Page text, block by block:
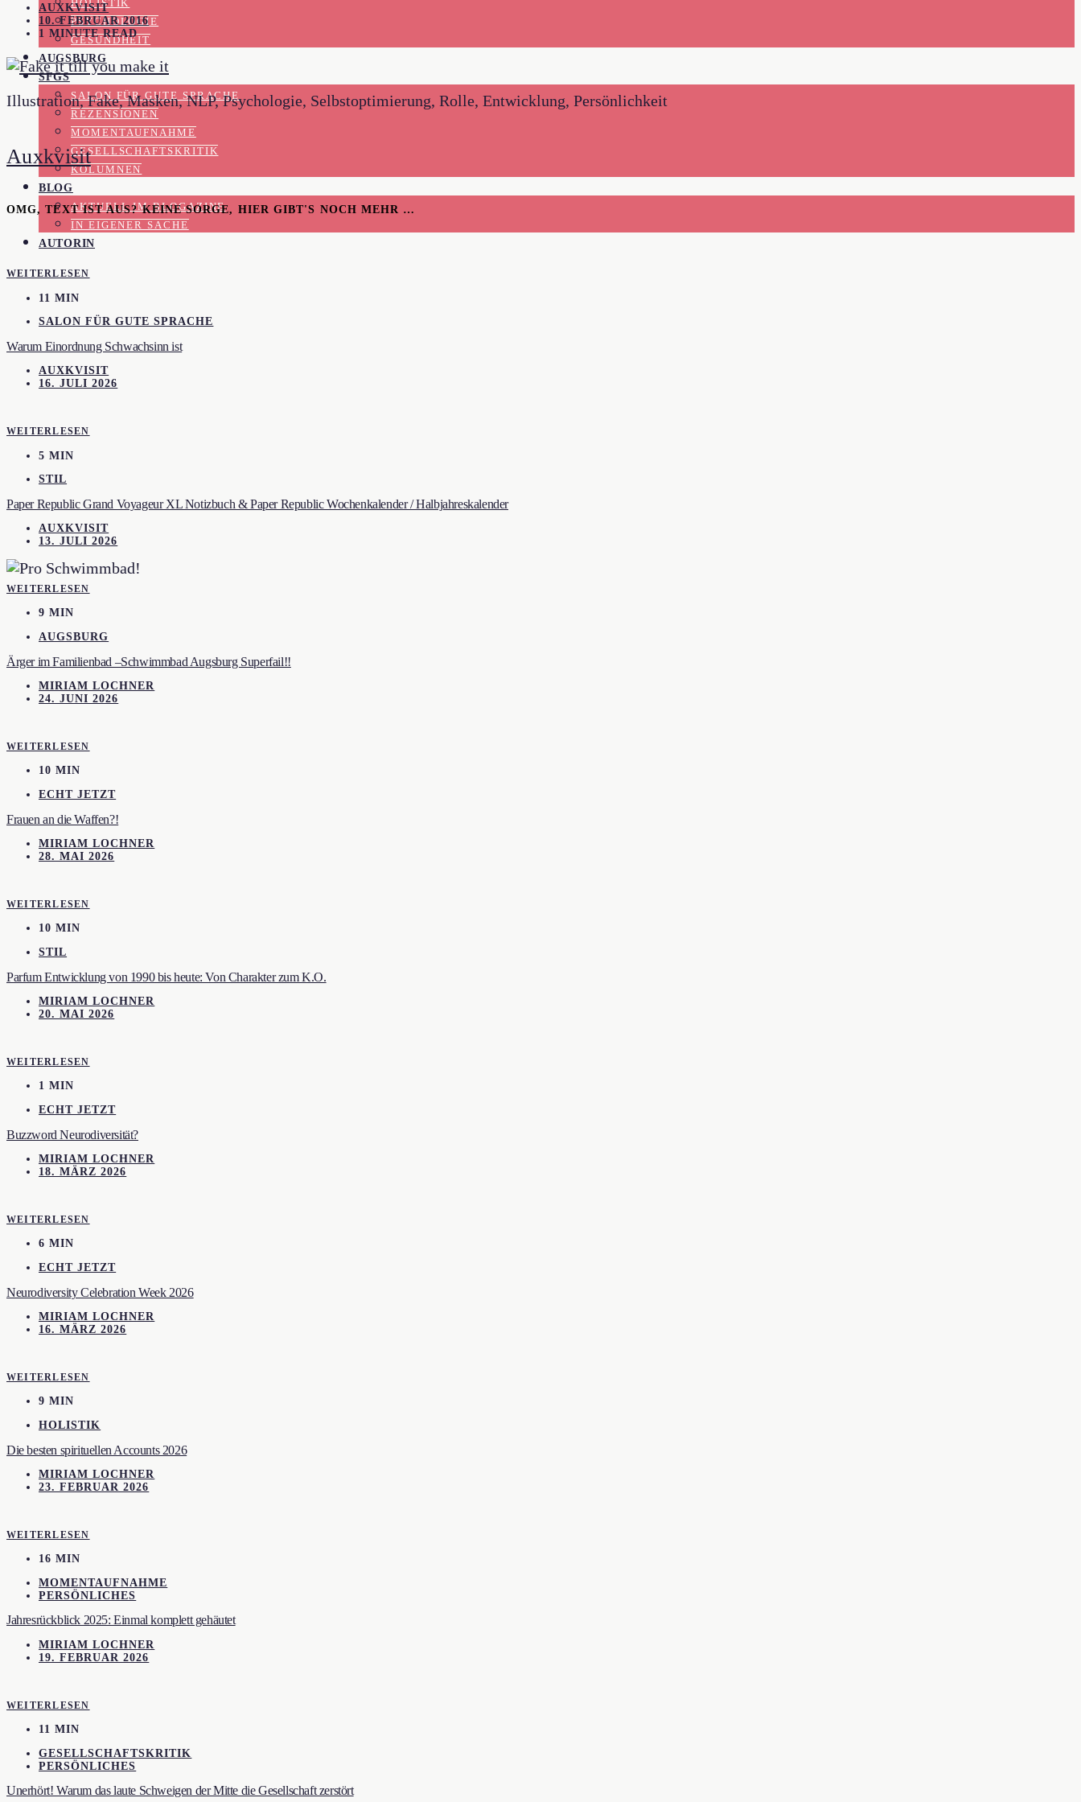
HOLISTIK
PSYCHOLOGIE
GESUNDHEIT
AUGSBURG
SFGS
SALON FÜR GUTE SPRACHE
REZENSIONEN
MOMENTAUFNAHME
GESELLSCHAFTSKRITIK
KOLUMNEN
BLOG
AKTUELL IM BLOGAZINE
IN EIGENER SACHE
AUTORIN
AUXKVISIT
10. FEBRUAR 2016
1 MINUTE READ
Illustration, Fake, Masken, NLP, Psychologie, Selbstoptimierung, Rolle, Entwicklung, Persönlichkeit
Auxkvisit
OMG, TEXT IST AUS? KEINE SORGE, HIER GIBT'S NOCH MEHR …
WEITERLESEN
11 MIN
SALON FÜR GUTE SPRACHE
Warum Einordnung Schwachsinn ist
AUXKVISIT
16. JULI 2026
WEITERLESEN
5 MIN
STIL
Paper Republic Grand Voyageur XL Notizbuch & Paper Republic Wochenkalender / Halbjahreskalender
AUXKVISIT
13. JULI 2026
WEITERLESEN
9 MIN
AUGSBURG
Ärger im Familienbad –Schwimmbad Augsburg Superfail!!
MIRIAM LOCHNER
24. JUNI 2026
WEITERLESEN
10 MIN
ECHT JETZT
Frauen an die Waffen?!
MIRIAM LOCHNER
28. MAI 2026
WEITERLESEN
10 MIN
STIL
Parfum Entwicklung von 1990 bis heute: Von Charakter zum K.O.
MIRIAM LOCHNER
20. MAI 2026
WEITERLESEN
1 MIN
ECHT JETZT
Buzzword Neurodiversität?
MIRIAM LOCHNER
18. MÄRZ 2026
WEITERLESEN
6 MIN
ECHT JETZT
Neurodiversity Celebration Week 2026
MIRIAM LOCHNER
16. MÄRZ 2026
WEITERLESEN
9 MIN
HOLISTIK
Die besten spirituellen Accounts 2026
MIRIAM LOCHNER
23. FEBRUAR 2026
WEITERLESEN
16 MIN
MOMENTAUFNAHME
PERSÖNLICHES
Jahresrückblick 2025: Einmal komplett gehäutet
MIRIAM LOCHNER
19. FEBRUAR 2026
WEITERLESEN
11 MIN
GESELLSCHAFTSKRITIK
PERSÖNLICHES
Unerhört! Warum das laute Schweigen der Mitte die Gesellschaft zerstört